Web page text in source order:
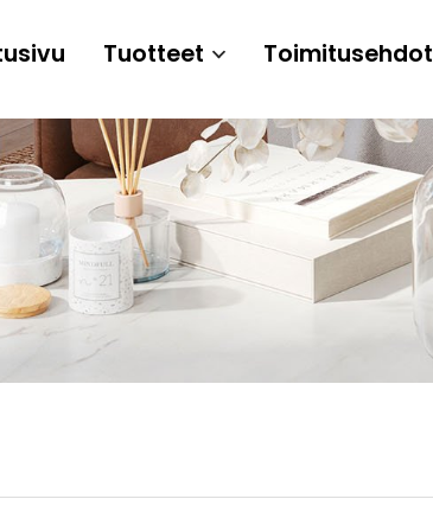
Tuotteet Toimitusehdot